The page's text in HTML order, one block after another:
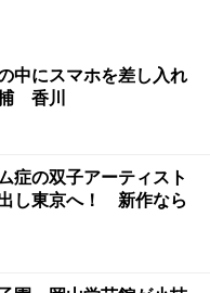
中にスマホを差し入れ
香川
症の双子アーティスト
し東京へ！ 新作なら